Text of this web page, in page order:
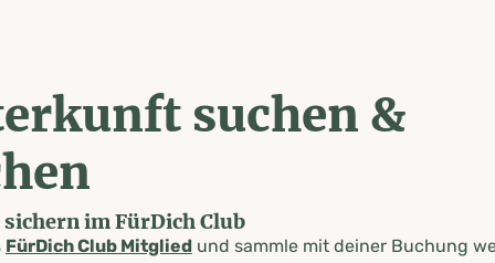
suchen &
im FürDich Club
FürDich Club Mitgliedund sammle mit deiner Buchung